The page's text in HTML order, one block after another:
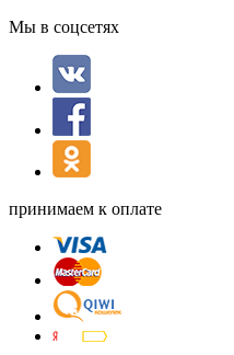
Мы в соцсетях
принимаем к оплате